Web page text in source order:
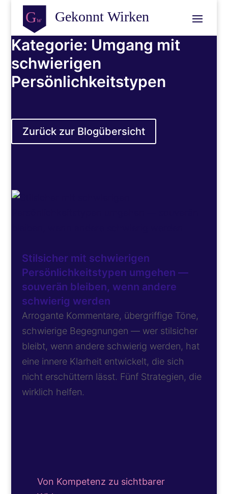
Kategorie: Umgang mit
schwierigen
Persönlichkeitstypen
Zurück zur Blogübersicht
Stilsicher mit schwierigen
Persönlichkeitstypen umgehen —
souverän bleiben, wenn andere
schwierig werden
Arrogante Kommentare, übergriffige Töne,
schwierige Begegnungen — wer stilsicher
bleibt, wenn andere schwierig werden, hat
eine innere Klarheit entwickelt, die sich
nicht erschüttern lässt. Fünf Strategien, die
wirklich helfen.
Von Kompetenz zu sichtbarer